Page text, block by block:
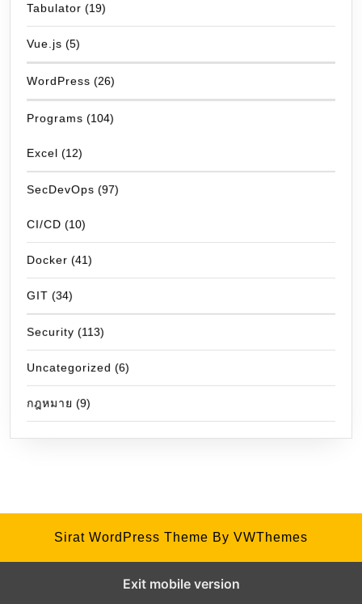
Tabulator (19)
Vue.js (5)
WordPress (26)
Programs (104)
Excel (12)
SecDevOps (97)
CI/CD (10)
Docker (41)
GIT (34)
Security (113)
Uncategorized (6)
กฎหมาย (9)
Sirat WordPress Theme By VWThemes
Exit mobile version